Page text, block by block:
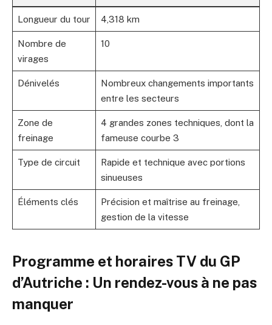
Longueur du tour 4,318 km
Nombre de
virages
10
Dénivelés
Nombreux changements importants
entre les secteurs
Zone de
freinage
4 grandes zones techniques, dont la
fameuse courbe 3
Type de circuit
Rapide et technique avec portions
sinueuses
Éléments clés
Précision et maîtrise au freinage,
gestion de la vitesse
Programme et horaires TV du GP
d’Autriche : Un rendez-vous à ne pas
manquer